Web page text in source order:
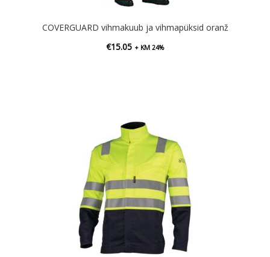
COVERGUARD vihmakuub ja vihmapüksid oranž
€15.05 + KM 24%